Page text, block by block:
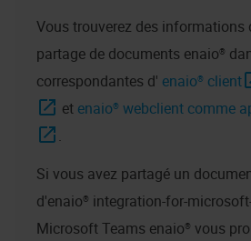
Vous trouverez des informations
partage de documents enaio®
correspondantes d' enaio® client
et enaio® webclient comme
.
Si vous avez partagé un
d'enaio® integration-for-
Microsoft Teams enaio® vous